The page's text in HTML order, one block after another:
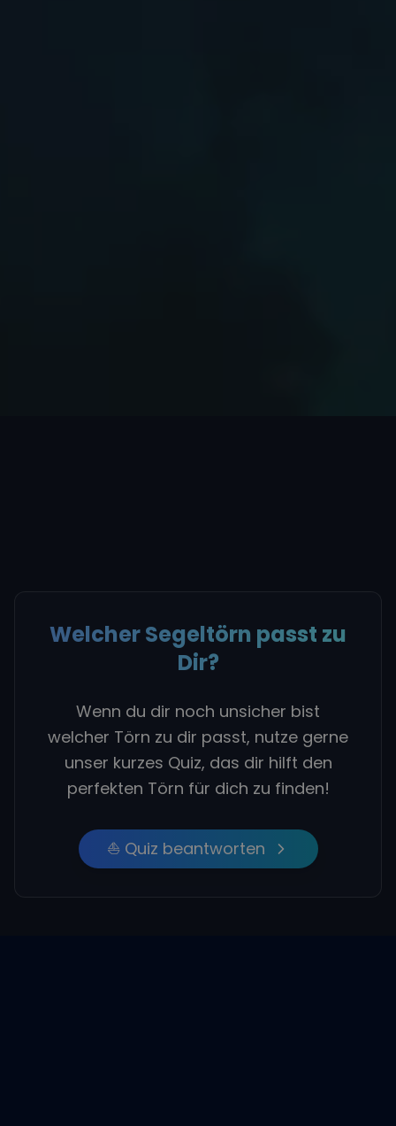
Welcher Segeltörn passt zu
Dir?
Wenn du dir noch unsicher bist
welcher Törn zu dir passt, nutze gerne
unser kurzes Quiz, das dir hilft den
perfekten Törn für dich zu finden!
⛵ Quiz beantworten